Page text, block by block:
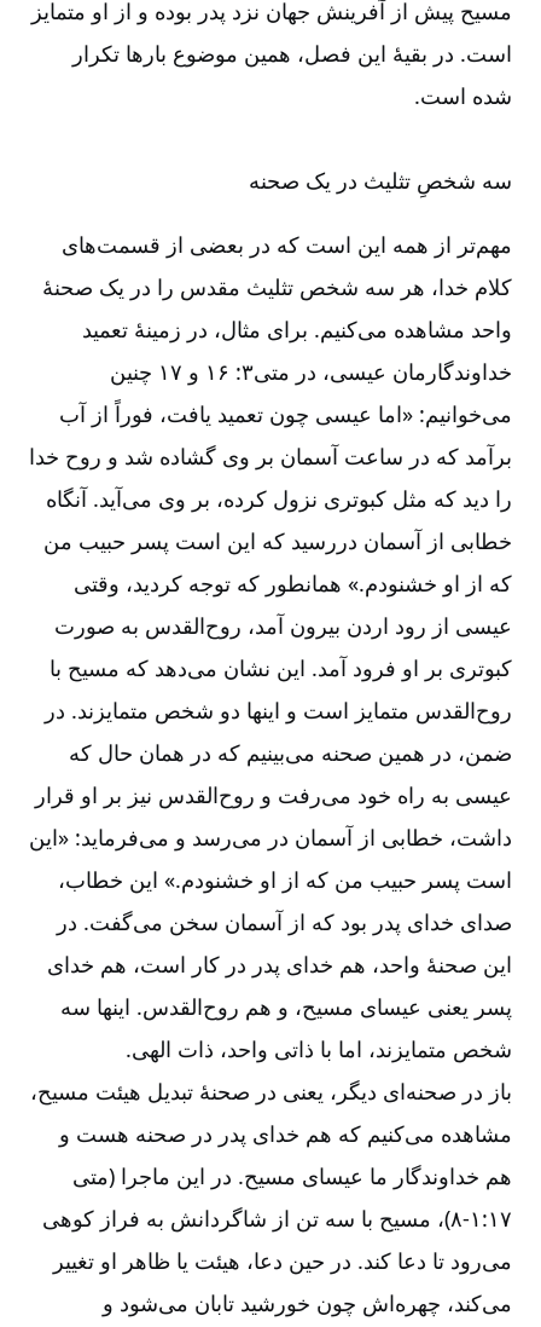
مسیح پیش از آفرینش جهان نزد پدر بوده و از او متمایز
است. در بقیۀ این فصل، همین موضوع بارها تکرار
شده است.
سه شخصِ تثلیث در یک صحنه
مهم‌‌تر از همه این است که در بعضی از قسمت‌‌های
کلام خدا، هر سه شخص تثلیث مقدس را در یک صحنۀ
واحد مشاهده می‌‌کنیم. برای مثال، در زمینۀ تعمید
خداوندگارمان عیسی، در متی۳: ‏۱۶ و ۱۷ چنین
می‌‌خوانیم: «اما عیسی چون تعمید یافت، فوراً از آب
برآمد که در ساعت آسمان بر وی گشاده شد و روح خدا
را دید که مثل کبوتری نزول کرده، بر وی می‌‌آید. آنگاه
خطابی از آسمان دررسید که این است پسر حبیب من
که از او خشنودم.» همانطور که توجه کردید، وقتی
عیسی از رود اردن بیرون آمد، روح‌‌القدس به صورت
کبوتری بر او فرود آمد. این نشان می‌‌دهد که مسیح با
روح‌‌القدس متمایز است و اینها دو شخص متمایزند. در
ضمن، در همین صحنه می‌‌بینیم که در همان حال که
عیسی به راه خود می‌‌رفت و روح‌‌القدس نیز بر او قرار
داشت، خطابی از آسمان در می‌‌رسد و می‌‌فرماید: «این
است پسر حبیب من که از او خشنودم.» این خطاب،
صدای خدای پدر بود که از آسمان سخن می‌‌گفت. در
این صحنۀ واحد، هم خدای پدر در کار است، هم خدای
پسر یعنی عیسای مسیح، و هم روح‌‌القدس. اینها سه
شخص متمایزند، اما با ذاتی واحد، ذات الهی.
باز در صحنه‌‌ای دیگر، یعنی در صحنۀ تبدیل هیئت مسیح،
مشاهده می‌‌کنیم که هم خدای پدر در صحنه هست و
هم خداوندگار ما عیسای مسیح. در این ماجرا (متی
۱۷:‏۱‏-‏‏‏‏‏‏‏‏‏‏‏‏‏‏‏۸)، مسیح با سه تن از شاگردانش به فراز کوهی
می‌‌رود تا دعا کند. در حین دعا، هیئت یا ظاهر او تغییر
می‌‌کند، چهره‌‌اش چون خورشید تابان می‌‌شود و